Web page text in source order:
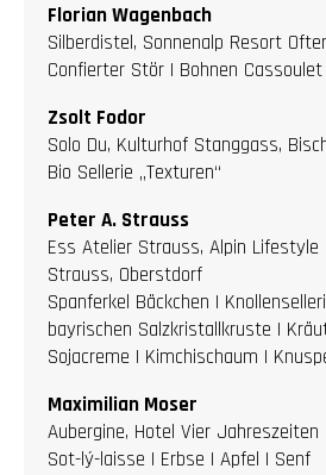
Florian Wagenbach
Silberdistel, Sonnenalp Resort
Confierter Stör | Bohnen
Zsolt Fodor
Solo Du, Kulturhof Stanggass,
Bio Sellerie „Texturen“
Peter A. Strauss
Ess Atelier Strauss, Alpin Lifestyle
Strauss, Oberstdorf
Spanferkel Bäckchen |
bayrischen Salzkristallkruste |
Sojacreme | Kimchischaum |
Maximilian Moser
Aubergine, Hotel Vier Jahreszeiten
Sot-lý-laisse | Erbse | Apfel | Senf